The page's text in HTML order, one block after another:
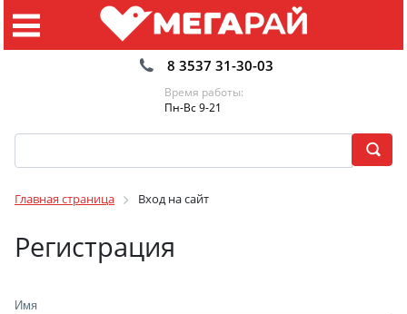
8 3537 31-30-03
Время работы:
Пн-Вс 9-21
Главная страница Вход на сайт
Регистрация
Имя